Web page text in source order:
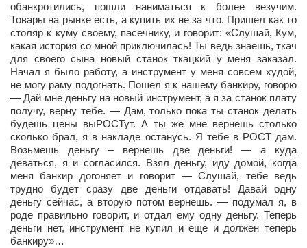
обанкротились, пошли наниматься к более везучим.
Товары на рынке есть, а купить их не за что. Пришел как то
столяр к куму своему, пасечнику, и говорит: «Слушай, Кум,
какая история со мной приключилась! Ты ведь знаешь, ткач
для своего сына новый станок ткацкий у меня заказал.
Начал я было работу, а инструмент у меня совсем худой,
не могу раму подогнать. Пошел я к нашему банкиру, говорю
— Дай мне деньгу на новый инструмент, а я за станок плату
получу, верну тебе. — Дам, только пока ты станок делать
будешь цены выРОСТут. А ты же мне вернешь столько
сколько брал, я в накладе останусь. Я тебе в РОСТ дам.
Возьмешь деньгу – вернешь две деньги! — а куда
деваться, я и согласился. Взял деньгу, иду домой, когда
меня банкир догоняет и говорит — Слушай, тебе ведь
трудно будет сразу две деньги отдавать! Давай одну
деньгу сейчас, а вторую потом вернешь. — подумал я, в
роде правильно говорит, и отдал ему одну деньгу. Теперь
деньги нет, инструмент не купил и еще и должен теперь
банкиру»…